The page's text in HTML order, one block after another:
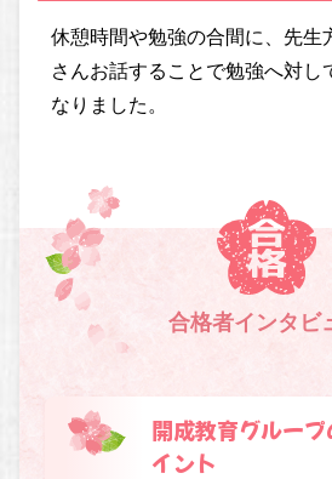
休憩時間や勉強の合間に、先生
さんお話することで勉強へ対し
なりました。
合格者インタビ
開成教育グルー
イント